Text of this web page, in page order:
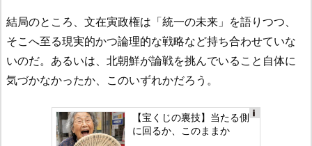
結局のところ、文在寅政権は「統一の未来」を語りつつ、
そこへ至る現実的かつ論理的な戦略など持ち合わせていな
いのだ。あるいは、北朝鮮が論戦を挑んでいること自体に
気づかなかったか、このいずれかだろう。
【宝くじの裏技】当たる側
に回るか、このままか